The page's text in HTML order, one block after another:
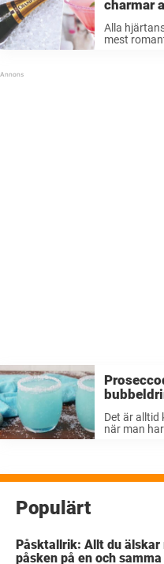
charmar
Alla
mest
storm
Det är alltid
när man
Populärt
Påsktallrik: Allt du älskar
påsken på en och